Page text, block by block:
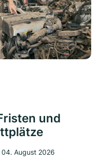
und
04. August 2026